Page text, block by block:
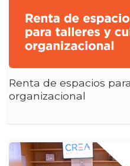
Renta de espacios
organizacional